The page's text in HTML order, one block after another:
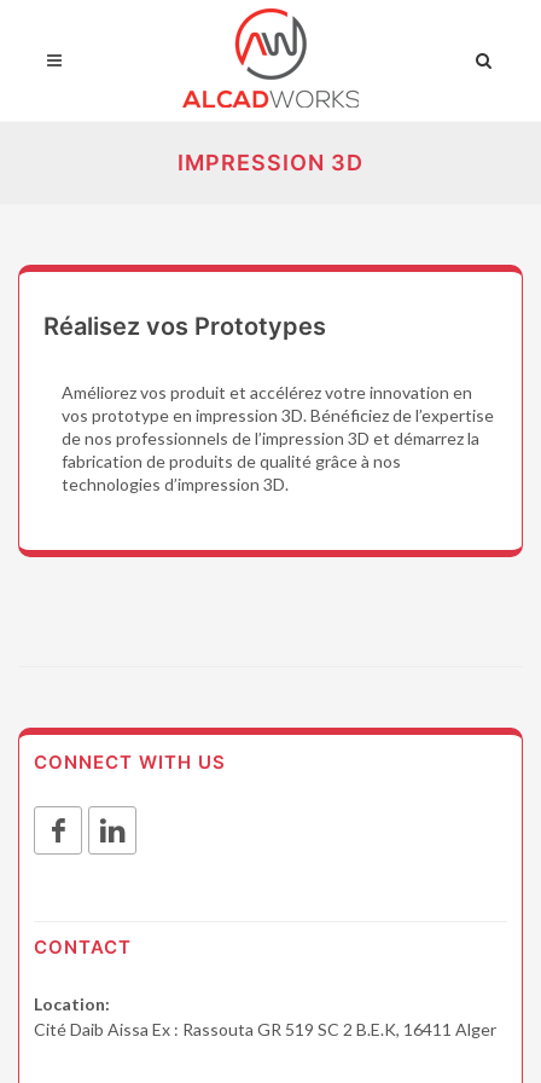
IMPRESSION 3D
Réalisez vos Prototypes
Améliorez vos produit et accélérez votre innovation en
vos prototype en impression 3D. Bénéficiez de l’expertise
de nos professionnels de l’impression 3D et démarrez la
fabrication de produits de qualité grâce à nos
technologies d’impression 3D.
CONNECT WITH US
CONTACT
Location:
Cité Daib Aissa Ex : Rassouta GR 519 SC 2 B.E.K, 16411 Alger